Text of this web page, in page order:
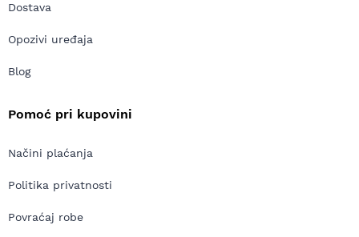
Dostava
Opozivi uređaja
Blog
Pomoć pri kupovini
Načini plaćanja
Politika privatnosti
Povraćaj robe